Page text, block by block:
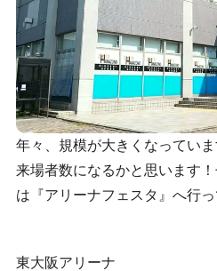
年々、規模が大きくなってい
来場者数になるかと思います
は『アリーナフェスタ』へ行
東大阪アリーナ